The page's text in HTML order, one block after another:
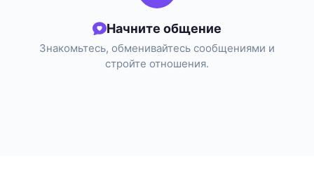
Начните общение
Знакомьтесь, обменивайтесь сообщениями и
стройте отношения.